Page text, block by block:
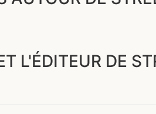
L'ÉDITEUR DE